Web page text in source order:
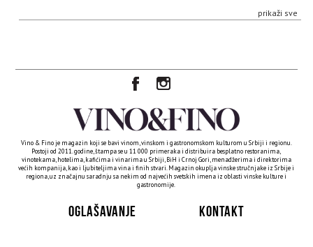
prikaži sve
Vino & Fino je magazin koji se bavi vinom, vinskom i gastronomskom kulturom u Srbiji i regionu.
Postoji od 2011. godine, štampa se u 11 000 primeraka i distribuira besplatno restoranima,
vinotekama, hotelima, kafićima i vinarima u Srbiji, BiH i Crnoj Gori, menadžerima i direktorima
većih kompanija, kao i ljubiteljima vina i finih stvari. Magazin okuplja vinske stručnjake iz Srbije i
regiona, uz značajnu saradnju sa nekim od najvećih svetskih imena iz oblasti vinske kulture i
gastronomije.
OGLAŠAVANJE KONTAKT